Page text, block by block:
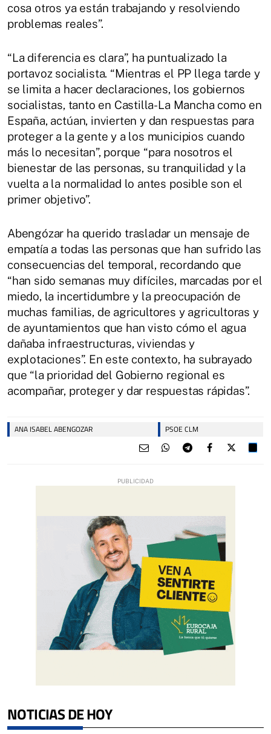
cosa otros ya están trabajando y resolviendo
problemas reales”.
“La diferencia es clara”, ha puntualizado la
portavoz socialista. “Mientras el PP llega tarde y
se limita a hacer declaraciones, los gobiernos
socialistas, tanto en Castilla-La Mancha como en
España, actúan, invierten y dan respuestas para
proteger a la gente y a los municipios cuando
más lo necesitan”, porque “para nosotros el
bienestar de las personas, su tranquilidad y la
vuelta a la normalidad lo antes posible son el
primer objetivo”.
Abengózar ha querido trasladar un mensaje de
empatía a todas las personas que han sufrido las
consecuencias del temporal, recordando que
“han sido semanas muy difíciles, marcadas por el
miedo, la incertidumbre y la preocupación de
muchas familias, de agricultores y agricultoras y
de ayuntamientos que han visto cómo el agua
dañaba infraestructuras, viviendas y
explotaciones”. En este contexto, ha subrayado
que “la prioridad del Gobierno regional es
acompañar, proteger y dar respuestas rápidas”.
ANA ISABEL ABENGOZAR PSOE CLM
NOTICIAS DE HOY